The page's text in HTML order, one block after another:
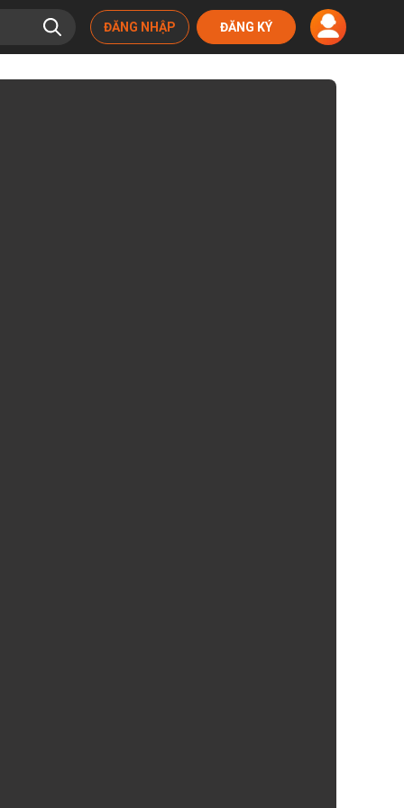
ĐĂNG NHẬP ĐĂNG KÝ